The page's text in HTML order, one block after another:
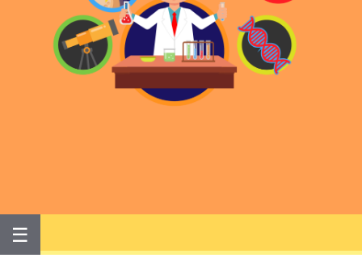
☰